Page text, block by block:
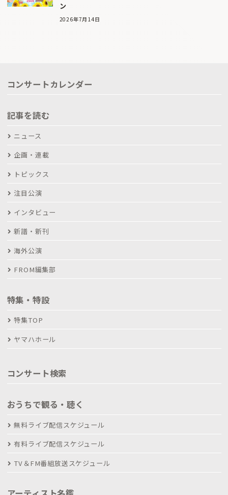
ン
2026年7月14日
コンサートカレンダー
記事を読む
ニュース
企画・連載
トピックス
注目公演
インタビュー
新譜・新刊
海外公演
FROM編集部
特集・特設
特集TOP
ヤマハホール
コンサート検索
おうちで観る・聴く
無料ライブ配信スケジュール
有料ライブ配信スケジュール
TV＆FM番組放送スケジュール